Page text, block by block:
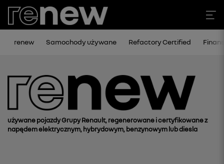
renew Samochody używane Refactory Certified
używane pojazdy Grupy Renault, regenerowane i certyfikowane z
napędem elektrycznym, hybrydowym, benzynowym lub diesla